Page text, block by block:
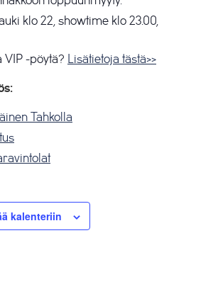
klo 22, showtime klo 23.00,
VIP -pöytä?
Lisätietoja tästä>>
Tahkolla
kalenteriin